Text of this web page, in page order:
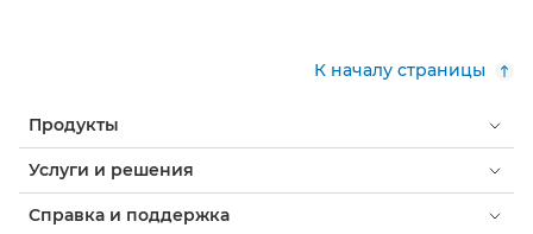
К началу страницы
Продукты
Услуги и решения
Справка и поддержка